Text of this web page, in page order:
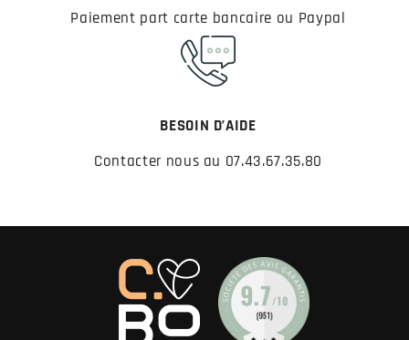
Paiement part carte bancaire ou Paypal
BESOIN D’AIDE
Contacter nous au 07.43.67.35.80